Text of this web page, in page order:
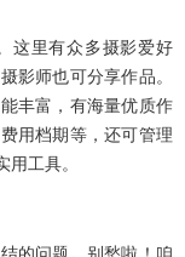
这里有众多摄影爱好
影师也可分享作品。
丰富，有海量优质作
用档期等，还可管理
工具。
的问题。别愁啦！咱